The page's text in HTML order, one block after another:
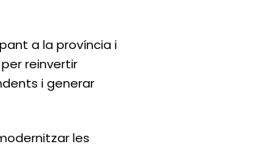
a la província i
reinvertir
i generar
les